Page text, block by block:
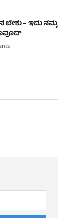
ಬೇಕು – ಇದು ನಮ್ಮ